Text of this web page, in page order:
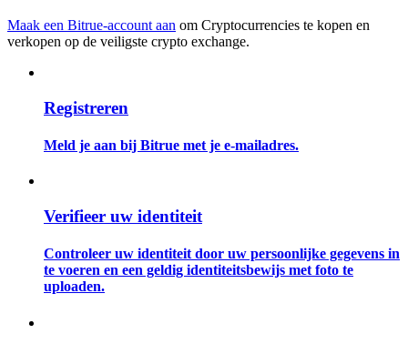
Gids
Maak een Bitrue-account aan om Cryptocurrencies te kopen en
verkopen op de veiligste crypto exchange.
Registreren
Meld je aan bij Bitrue met je e-mailadres.
Verifieer uw identiteit
Controleer uw identiteit door uw persoonlijke gegevens in
te voeren en een geldig identiteitsbewijs met foto te
uploaden.